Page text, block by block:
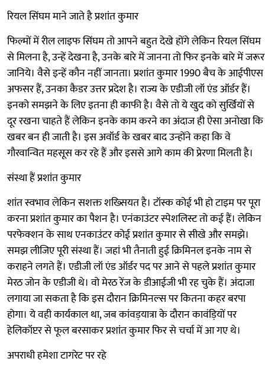
रियल सिंघम माने जाते है प्रशांत कुमार
फिल्मों में रील लाइफ सिंघम तो आपने बहुत देखे होंगे लेकिन रियल सिंघम
से मिलना है, उन्हें देखना है, उनके बारे में जानना तो फिर इनके बारे में जरूर
जानिये। वैसे इन्हें कौन नहीं जानता। प्रशांत कुमार 1990 बैच के आईपीएस
अफसर हैं, उनका कैडर उत्तर प्रदेश है। राज्य के एडीजी लॉ एंड ऑर्डर हैं।
इनको समझने के लिए इतना ही काफी है। वैसे तो ये खुद को सुर्खियों से
दूर रखना चाहते हैं लेकिन इनके काम करने का अंदाज ही ऐसा अनोखा कि
खबर बन ही जाती है। इस अवॉर्ड के खबर बाद उन्होंने कहा कि वे
गौरवान्वित महसूस कर रहे हैं और इससे आगे काम की प्रेरणा मिलती है।
संस्था हैं प्रशांत कुमार
शांत स्वभाव लेकिन सशक्त शख्सियत है। टॉस्क कोई भी हो टाइम पर पूरा
करना प्रशांत कुमार का पैशन है। एनंकाउंटर स्पेशलिस्ट तो कई हैं। लेकिन
परफेक्शन के साथ एनकाउंटर कोई प्रशांत कुमार से सीखे और समझे।
समझ लीजिए पूरी संस्था हैं। जहां भी तैनाती हुई क्रिमिनल इनके नाम से
कराहने लगते हैं। एडीजी लॉ एंड ऑर्डर पद पर आने से पहले प्रशांत कुमार
मेरठ जोन के एडीजी थे। वो मेरठ रेंज के डीआईजी भी रह चुके हैं। अंदाजा
लगाया जा सकता है कि इस दौरान क्रिमिनल्स पर कितना कहर बरपा
होगा। ये वही कार्यकाल था, जब कांवड़यात्रा के दौरान कावंड़ियों पर
हेलिकॉप्टर से फूल बरसाकर प्रशांत कुमार फिर से चर्चा में आ गए थे।
अपराधी हमेशा टागरेट पर रहे